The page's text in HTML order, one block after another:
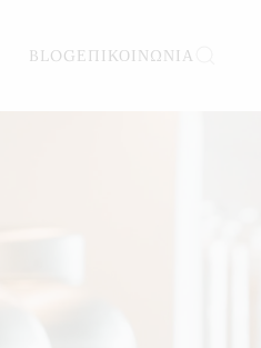
BLOGΕΠΙΚΟΙΝΩΝΊΑ